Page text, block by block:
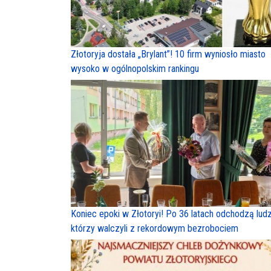
Złotoryja dostała „Brylant”! 10 firm wyniosło miasto
wysoko w ogólnopolskim rankingu
Koniec epoki w Złotoryi! Po 36 latach odchodzą
którzy walczyli z rekordowym bezrobociem